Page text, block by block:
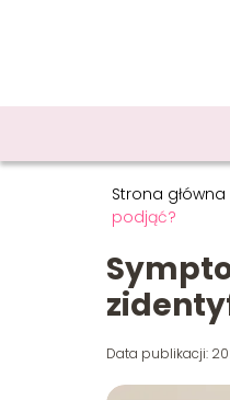
Strona główna
podjąć?
Data publikacji: